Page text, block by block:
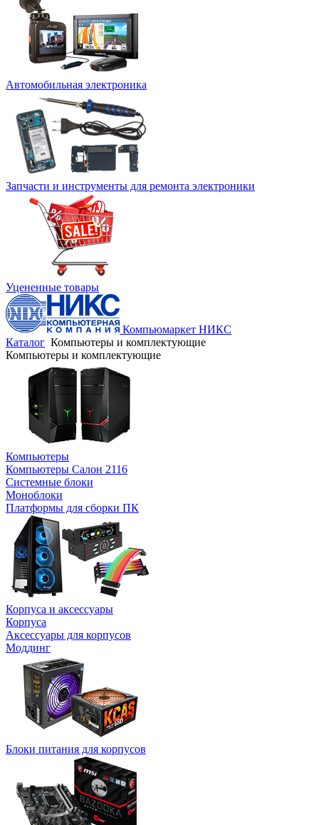
Автомобильная электроника
Запчасти и инструменты для ремонта электроники
Уцененные товары
Компьюмаркет НИКС
Каталог Компьютеры и комплектующие
Компьютеры и комплектующие
Компьютеры
Компьютеры Салон 2116
Системные блоки
Моноблоки
Платформы для сборки ПК
Корпуса и аксессуары
Корпуса
Аксессуары для корпусов
Моддинг
Блоки питания для корпусов